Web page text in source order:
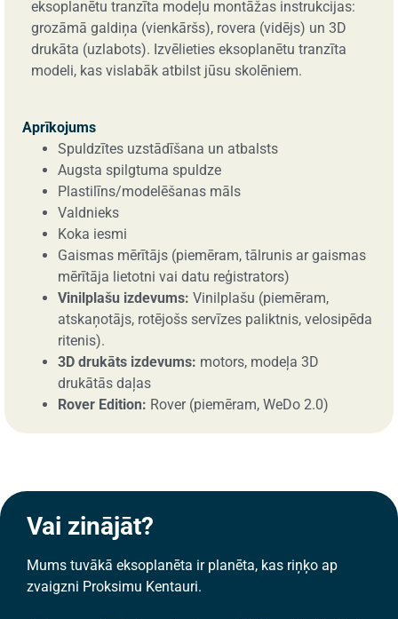
eksoplanētu tranzīta modeļu montāžas instrukcijas:
grozāmā galdiņa (vienkāršs), rovera (vidējs) un 3D
drukāta (uzlabots). Izvēlieties eksoplanētu tranzīta
modeli, kas vislabāk atbilst jūsu skolēniem.
Aprīkojums
Spuldzītes uzstādīšana un atbalsts
Augsta spilgtuma spuldze
Plastilīns/modelēšanas māls
Valdnieks
Koka iesmi
Gaismas mērītājs (piemēram, tālrunis ar gaismas
mērītāja lietotni vai datu reģistrators)
Vinilplašu izdevums: Vinilplašu (piemēram,
atskaņotājs, rotējošs servīzes paliktnis, velosipēda
ritenis).
3D drukāts izdevums: motors, modeļa 3D
drukātās daļas
Rover Edition: Rover (piemēram, WeDo 2.0)
Vai zinājāt?
Mums tuvākā eksoplanēta ir planēta, kas riņķo ap
zvaigzni Proksimu Kentauri.